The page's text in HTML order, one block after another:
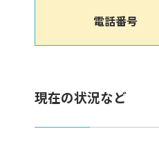
電話番号
現在の状況など